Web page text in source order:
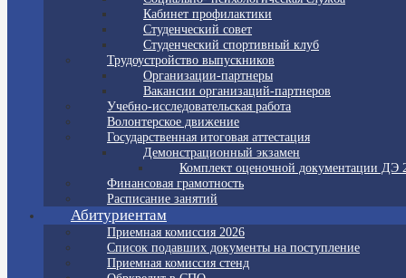
Кабинет профилактики
Студенческий совет
Студенческий спортивный клуб
Трудоустройство выпускников
Организации-партнеры
Вакансии организаций-партнеров
Учебно-исследовательская работа
Волонтерское движение
Государственная итоговая аттестация
Демонстрационный экзамен
Комплект оценочной документации ДЭ
Финансовая грамотность
Расписание занятий
Абитуриентам
Приемная комиссия 2026
Список подавших документы на поступление
Приемная комиссия стенд